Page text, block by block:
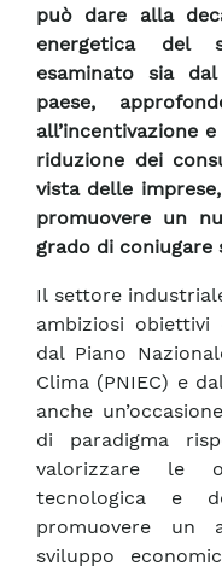
può dare alla
energetica del
esaminato sia
paese,
all’incentivazione
riduzione dei
vista delle
promuovere un
grado di coniugare
Il settore
ambiziosi obiettivi
dal Piano
Clima (PNIEC) e
anche
di paradigma
valorizzare le
tecnologica e
promuovere un
sviluppo